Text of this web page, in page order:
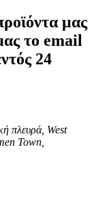
μας
το email
24
πλευρά, West
Town,